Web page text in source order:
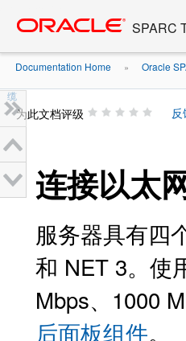
content
SPARC
Documentation Home » Oracle
缆
为此文档评级
连接以太
服务器具有四
和 NET 3。使
Mbps、1000
后面板组件。